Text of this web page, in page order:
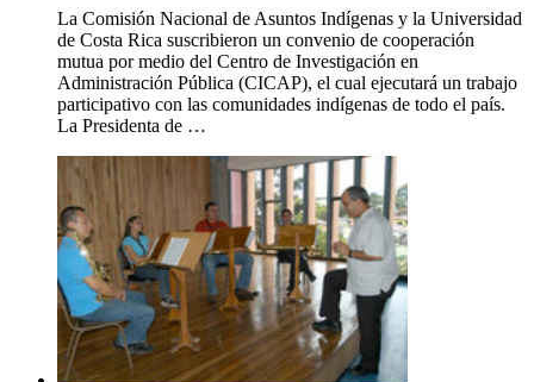
La Comisión Nacional de Asuntos Indígenas y la Universidad
de Costa Rica suscribieron un convenio de cooperación
mutua por medio del Centro de Investigación en
Administración Pública (CICAP), el cual ejecutará un trabajo
participativo con las comunidades indígenas de todo el país.
La Presidenta de …